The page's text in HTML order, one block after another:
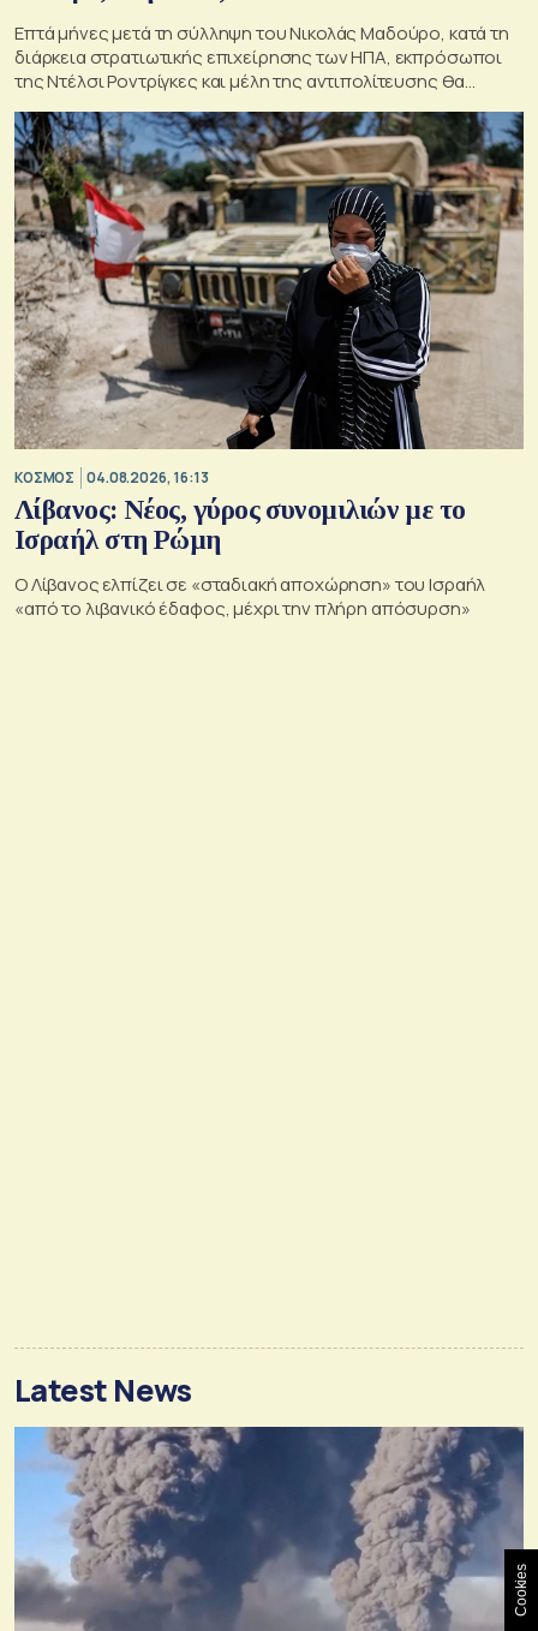
Επτά μήνες μετά τη σύλληψη του Νικολάς Μαδούρο, κατά τη
διάρκεια στρατιωτικής επιχείρησης των ΗΠΑ, εκπρόσωποι
της Ντέλσι Ροντρίγκες και μέλη της αντιπολίτευσης θα
πρώτη τους σειρά συνομιλιών.
ΚΟΣΜΟΣ 04.08.2026, 16:13
Λίβανος: Νέος, γύρος συνομιλιών με το
Ισραήλ στη Ρώμη
Ο Λίβανος ελπίζει σε «σταδιακή αποχώρηση» του Ισραήλ
«από το λιβανικό έδαφος, μέχρι την πλήρη απόσυρση»
Latest News
Cookies